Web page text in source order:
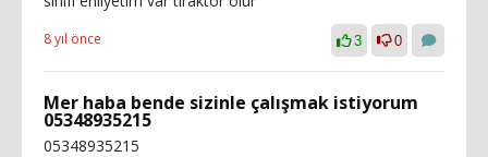
8 yıl önce 3 0
Mer haba bende sizinle çalışmak istiyorum
05348935215
05348935215